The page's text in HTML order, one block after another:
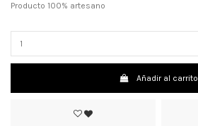
Producto 100% artesano
Añadir al carrito